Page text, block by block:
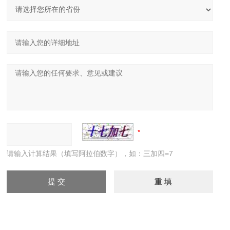
请输入计算结果（填写阿拉伯数字），如：三加四=7